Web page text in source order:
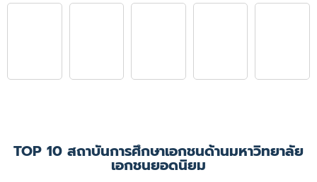
รับรองคณะพยาบาลศาสตร์
(ปีการศึกษา 2564 - 2567)
TOP 10 สถาบันการศึกษาเอกชนด้านมหาวิทยาลัย
เอกชนยอดนิยม